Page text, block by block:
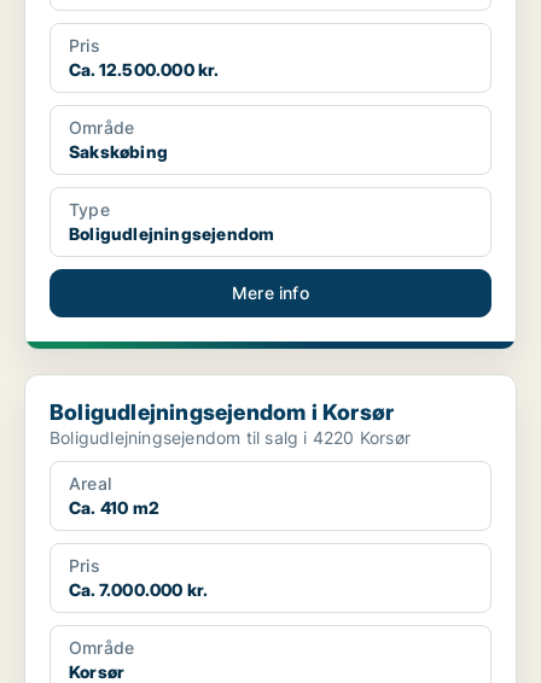
Pris
Ca. 12.500.000 kr.
Område
Sakskøbing
Type
Boligudlejningsejendom
Mere info
Boligudlejningsejendom i Korsør
Boligudlejningsejendom i Korsør
Boligudlejningsejendom til salg i 4220 Korsør
Areal
Ca. 410 m2
Pris
Ca. 7.000.000 kr.
Område
Korsør